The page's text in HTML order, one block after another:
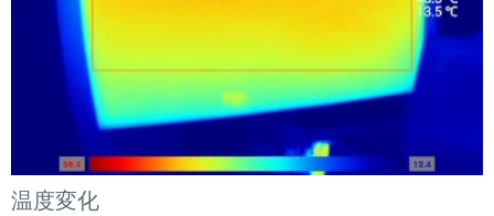
温度変化